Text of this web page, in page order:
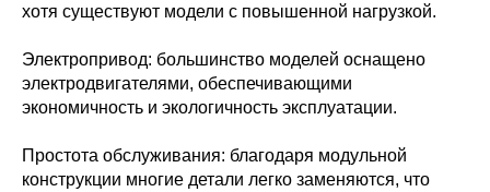
хотя существуют модели с повышенной нагрузкой.
Электропривод: большинство моделей оснащено
электродвигателями, обеспечивающими
экономичность и экологичность эксплуатации.
Простота обслуживания: благодаря модульной
конструкции многие детали легко заменяются, что